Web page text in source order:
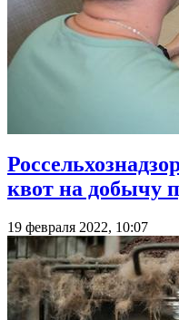
квот на добычу
19 февраля 2022, 10:07